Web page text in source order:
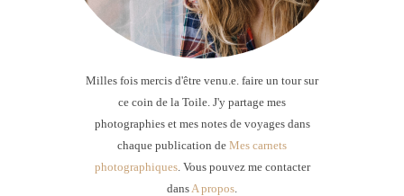
Milles fois mercis d'être venu.e. faire un tour sur
ce coin de la Toile. J'y partage mes
photographies et mes notes de voyages dans
chaque publication de Mes carnets
photographiques. Vous pouvez me contacter
dans A propos